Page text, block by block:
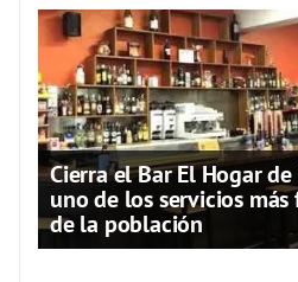
Cierra el Bar El Hogar
uno de los servicios
de la población